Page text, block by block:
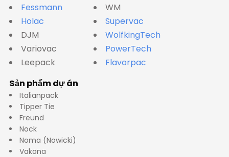
Fessmann
Holac
DJM
Variovac
Leepack
WM
Supervac
WolfkingTech
PowerTech
Flavorpac
Sản phẩm dự án
Italianpack
Tipper Tie
Freund
Nock
Noma (Nowicki)
Vakona